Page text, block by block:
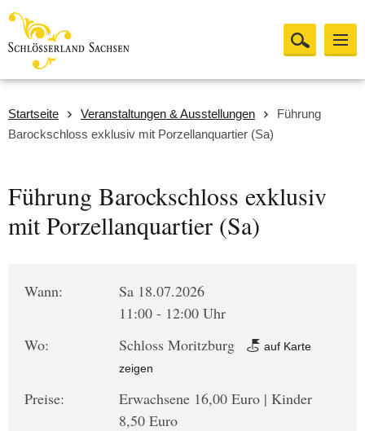
Startseite Veranstaltungen & Ausstellungen
Führung
Barockschloss exklusiv mit Porzellanquartier (Sa)
Führung Barockschloss exklusiv
mit Porzellanquartier (Sa)
Wann:
Sa 18.07.2026
11:00 - 12:00 Uhr
Wo:
Schloss Moritzburg
auf Karte
zeigen
Preise:
Erwachsene 16,00 Euro | Kinder
8,50 Euro